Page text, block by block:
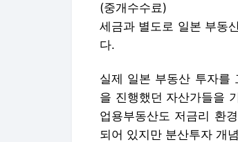
(중개수수료)
세금과 별도로 일본 부동
다.
실제 일본 부동산 투자를
을 진행했던 자산가들을
업용부동산도 저금리 환
되어 있지만 분산투자 개